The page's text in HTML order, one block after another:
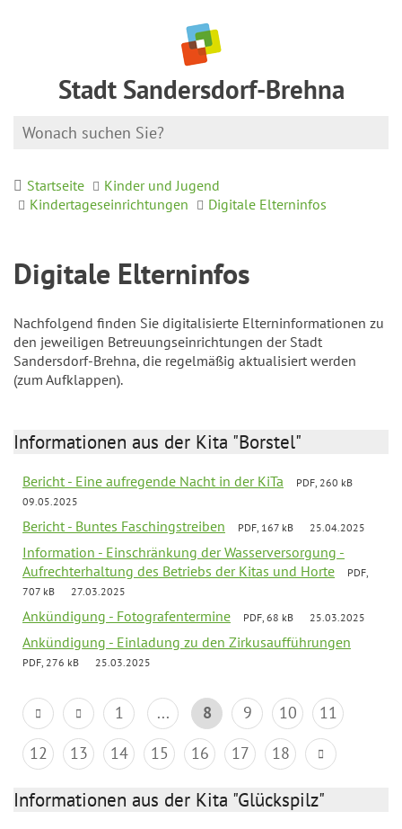
Stadt Sandersdorf-Brehna
Startseite
Kinder und Jugend
Kindertageseinrichtungen
Digitale Elterninfos
Digitale Elterninfos
Nachfolgend finden Sie digitalisierte Elterninformationen zu
den jeweiligen Betreuungseinrichtungen der Stadt
Sandersdorf-Brehna, die regelmäßig aktualisiert werden
(zum Aufklappen).
Informationen aus der Kita "Borstel"
Bericht - Eine aufregende Nacht in der KiTa
PDF, 260 kB
09.05.2025
Bericht - Buntes Faschingstreiben PDF, 167 kB 25.04.2025
Information - Einschränkung der Wasserversorgung -
Aufrechterhaltung des Betriebs der Kitas und Horte
PDF,
707 kB
27.03.2025
Ankündigung - Fotografentermine PDF, 68 kB 25.03.2025
Ankündigung - Einladung zu den Zirkusaufführungen
PDF, 276 kB 25.03.2025
1 ... 8 9 10
11
12
13 14 15 16 17 18
Informationen aus der Kita "Glückspilz"